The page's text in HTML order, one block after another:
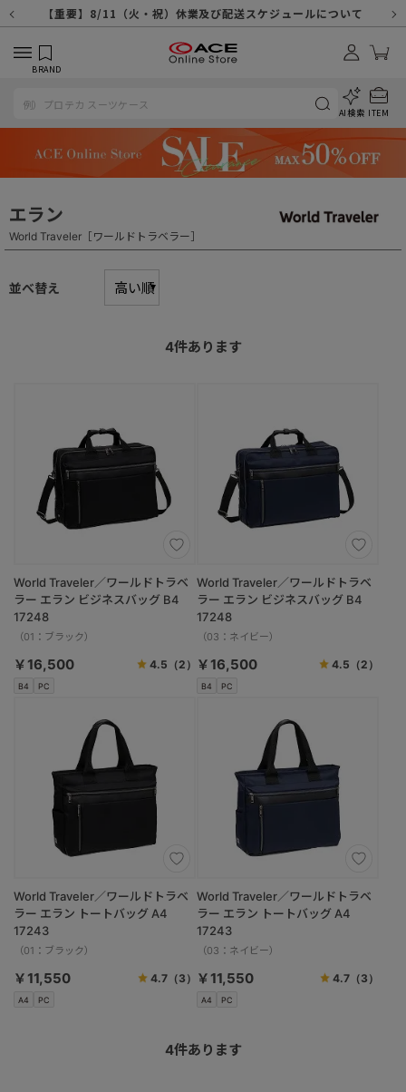
【重要】8/11（火・祝）休業及び配送スケジュールについて
【重要】令和８年熊本地震に伴う配送への影響について
【重要】納品書・領収書ペーパーレス化（電子化）のお知らせ
【重要】天候不良や交通状況・物量増等に伴う配送への影響について
【重要】悪質な詐欺サイトにご注意ください
【重要】各種メールが届かない場合に関しまして
【重要】お問い合わせのご対応に関しまして
【重要】SNSのなりすまし詐欺にご注意ください
BRAND
AI検索 ITEM
エラン
World Traveler［ワールドトラベラー］
並べ替え
4件あります
B4 PC
World Traveler／ワールドトラベ
ラー エラン ビジネスバッグ B4
17248
（01：ブラック）
￥16,500 4.5 （2）
B4 PC
World Traveler／ワールドトラベ
ラー エラン ビジネスバッグ B4
17248
（03：ネイビー）
￥16,500 4.5 （2）
A4 PC
World Traveler／ワールドトラベ
ラー エラン トートバッグ A4
17243
（01：ブラック）
￥11,550 4.7（3）
A4 PC
World Traveler／ワールドトラベ
ラー エラン トートバッグ A4
17243
（03：ネイビー）
￥11,550 4.7 （3）
4件あります